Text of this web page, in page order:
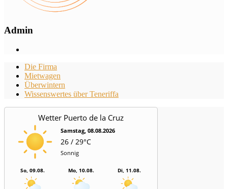
Admin
Die Firma
Mietwagen
Überwintern
Wissenswertes über Teneriffa
Wetter Puerto de la Cruz
Samstag, 08.08.2026
26 / 29°C
Sonnig
So, 09.08. Mo, 10.08. Di, 11.08.